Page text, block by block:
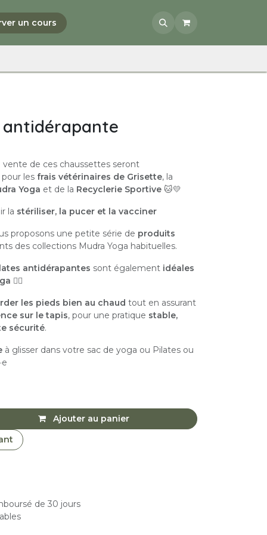
un cours
antidérapante
vente de ces chaussettes seront
les frais vétérinaires de Grisette, la
Yoga et de la Recyclerie Sportive 🐱💛
la stériliser, la pucer et la vacciner
proposons une petite série de produits
des collections Mudra Yoga habituelles.
antidérapantes sont également idéales
🧘‍♀️
les pieds bien au chaud tout en assurant
sur le tapis, pour une pratique stable,
sécurité.
à glisser dans votre sac de yoga ou Pilates ou
Ajouter au panier
de 30 jours